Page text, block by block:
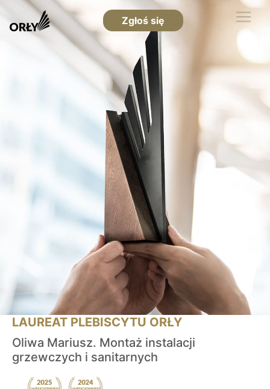
Zgłoś się
LAUREAT PLEBISCYTU ORŁY
Oliwa Mariusz. Montaż instalacji
grzewczych i sanitarnych